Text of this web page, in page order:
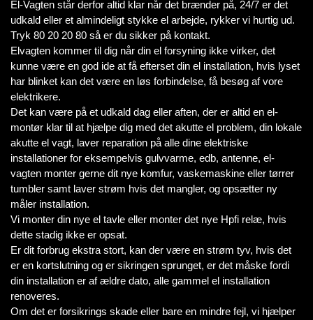
El-Vagten står derfor altid klar når det brænder på, 24/7 er det
udkald eller et almindeligt stykke el arbejde, rykker vi hurtig ud.
Tryk 80 20 20 80 så er du sikker på kontakt.
Elvagten kommer til dig når din el forsyning ikke virker, det
kunne være en god ide at få efterset din el installation, hvis lyset
har blinket kan det være en løs forbindelse, få besøg af vore
elektrikere.
Det kan være på et udkald dag eller aften, der er altid en el-
montør klar til at hjælpe dig med det akutte el problem, din lokale
akutte el vagt, laver reparation på alle dine elektriske
installationer for eksempelvis gulvvarme, edb, antenne, el-
vagten monter gerne dit nye komfur, vaskemaskine eller tørrer
tumbler samt laver strøm hvis det mangler, og opsætter ny
måler installation.
Vi monter din nye el tavle eller monter det nye Hpfi relæ, hvis
dette stadig ikke er opsat.
Er dit forbrug ekstra stort, kan der være en strøm tyv, hvis det
er en kortslutning og er sikringen sprunget, er det måske fordi
din installation er af ældre dato, alle gammel el installation
renoveres.
Om det er forsikrings skade eller bare en mindre fejl, vi hjælper